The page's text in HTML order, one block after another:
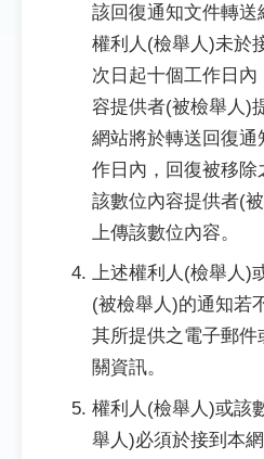
該回復通知文件轉
權利人(檢舉人)未於
次日起十個工作日
容提供者(被檢舉人)
網站將於轉送回復通
作日內，回復被移
該數位內容提供者(
上傳該數位內容。
上述權利人(檢舉人)
(被檢舉人)的通知若
其所提供之電子郵
關資訊。
權利人(檢舉人)或該
舉人)必須於接到本